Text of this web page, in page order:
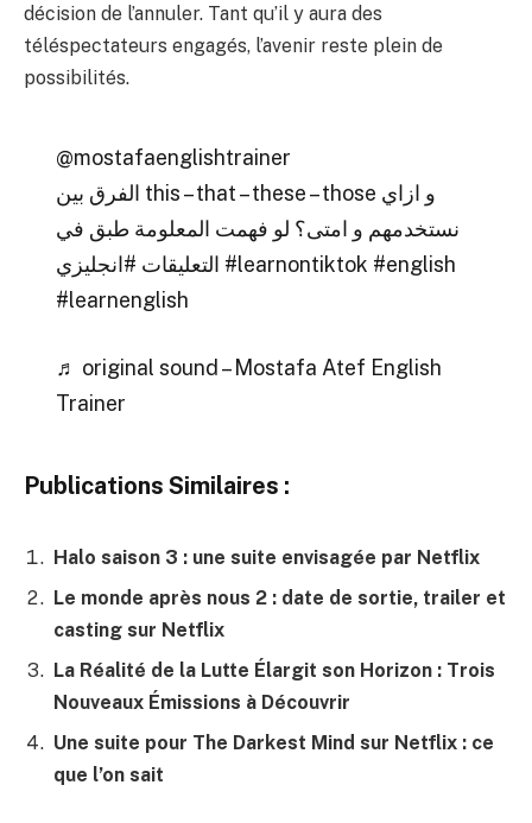
décision de l’annuler. Tant qu’il y aura des
téléspectateurs engagés, l’avenir reste plein de
possibilités.
@mostafaenglishtrainer
الفرق بين this – that – these – those و ازاي
نستخدمهم و امتى؟ لو فهمت المعلومة طبق في
التعليقات #انجليزي #learnontiktok #english
#learnenglish
♬ original sound – Mostafa Atef English
Trainer
Publications Similaires :
Halo saison 3 : une suite envisagée par Netflix
Le monde après nous 2 : date de sortie, trailer et
casting sur Netflix
La Réalité de la Lutte Élargit son Horizon : Trois
Nouveaux Émissions à Découvrir
Une suite pour The Darkest Mind sur Netflix : ce
que l’on sait